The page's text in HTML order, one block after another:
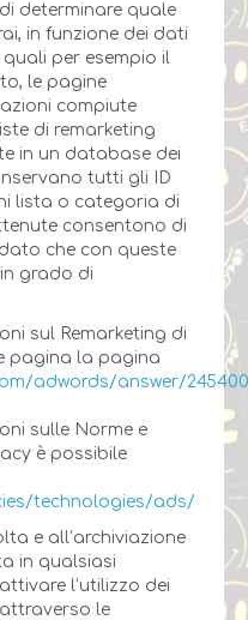
determinare quale
in funzione dei dati
per esempio il
le pagine
compiute
di remarketing
in un database dei
tutti gli ID
lista o categoria di
consentono di
che con queste
grado di
sul Remarketing di
pagina la pagina
adwords/answer/
sulle Norme e
è possibile
technologies/ads/
e all’archiviazione
in qualsiasi
l’utilizzo dei
le